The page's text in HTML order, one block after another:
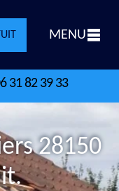
MENU
31 82 39 33
28150